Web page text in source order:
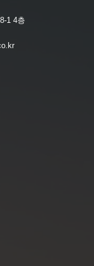
1 4층